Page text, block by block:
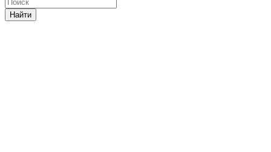
Найти